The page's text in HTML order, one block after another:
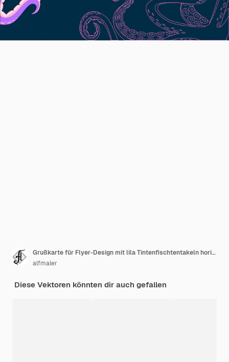
Grußkarte für Flyer-Design mit lila Tintenfischtentakeln horizontale flache Vektor-Illustration flache Vektor-Illustration auf dunklem Hintergrund.
alfmaler
Diese Vektoren könnten dir auch gefallen